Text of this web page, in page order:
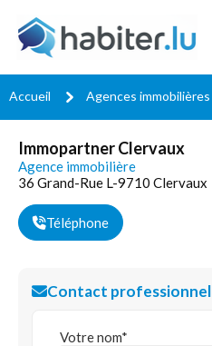
Accueil Agences immobilières
Immopartner Clervaux
Agence immobilière
36 Grand-Rue L-9710 Clervaux
Téléphone
Contact professionnel
Votre nom*